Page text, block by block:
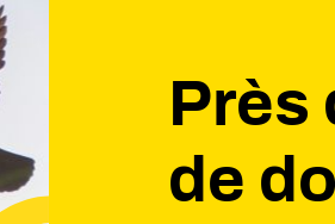
Près
de